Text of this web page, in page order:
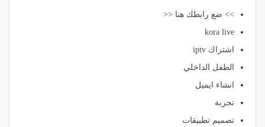
>> ضع رابطك هنا <<
kora live
اشتراك iptv
الطفل الداخلي
انشاء ايميل
تجربة
تصميم تطبيقات